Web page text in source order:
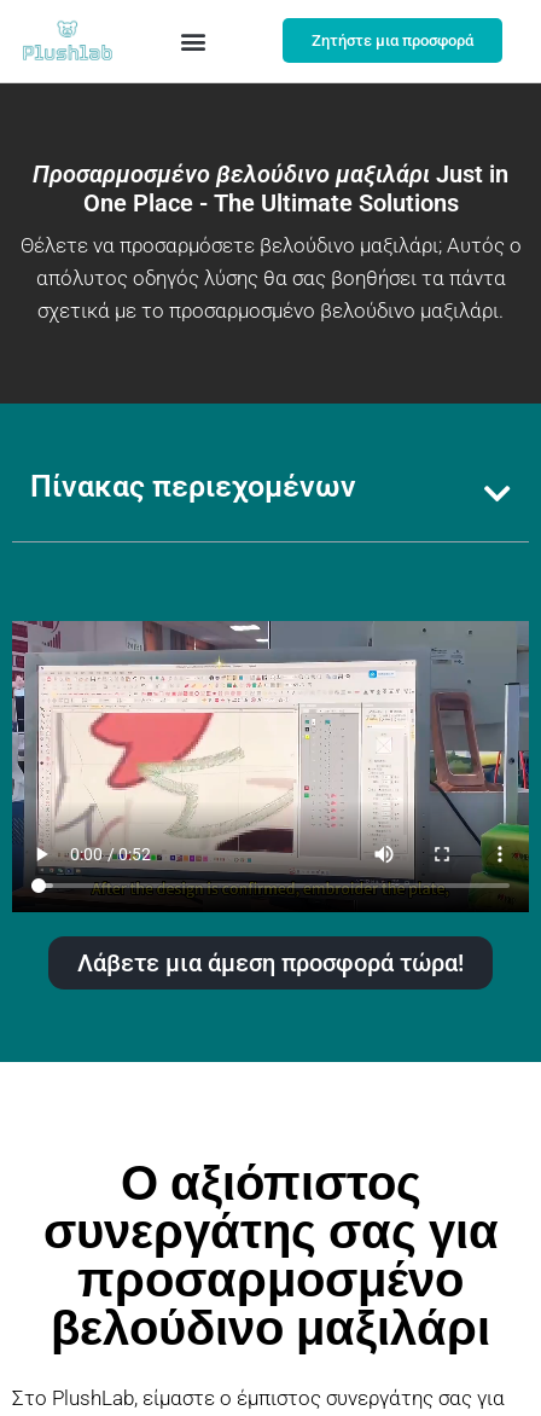
Ζητήστε μια προσφορά
Προσαρμοσμένο βελούδινο μαξιλάρι Just in
One Place - The Ultimate Solutions
Θέλετε να προσαρμόσετε βελούδινο μαξιλάρι; Αυτός ο
απόλυτος οδηγός λύσης θα σας βοηθήσει τα πάντα
σχετικά με το προσαρμοσμένο βελούδινο μαξιλάρι.
Πίνακας περιεχομένων
Λάβετε μια άμεση προσφορά τώρα!
Ο αξιόπιστος
συνεργάτης σας για
προσαρμοσμένο
βελούδινο μαξιλάρι
Στο PlushLab, είμαστε ο έμπιστος συνεργάτης σας για